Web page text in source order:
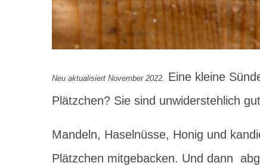
Neu aktualisiert November 2022. Eine kleine
Plätzchen? Sie sind unwiderstehlich
Mandeln, Haselnüsse, Honig und
Plätzchen mitgebacken. Und dann